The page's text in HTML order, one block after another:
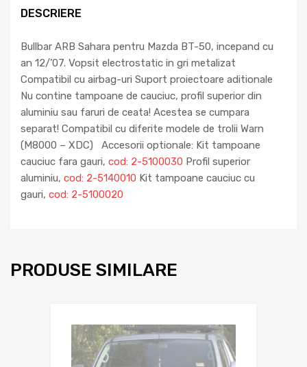
DESCRIERE
Bullbar ARB Sahara pentru Mazda BT-50, incepand cu
an 12/’07. Vopsit electrostatic in gri metalizat
Compatibil cu airbag-uri Suport proiectoare aditionale
Nu contine tampoane de cauciuc, profil superior din
aluminiu sau faruri de ceata! Acestea se cumpara
separat! Compatibil cu diferite modele de trolii Warn
(M8000 – XDC) Accesorii optionale: Kit tampoane
cauciuc fara gauri, cod: 2-5100030 Profil superior
aluminiu, cod: 2-5140010 Kit tampoane cauciuc cu
gauri, cod: 2-5100020
PRODUSE SIMILARE